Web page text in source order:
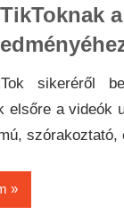
sikeréről
elsőre a videók
szórakoztató,